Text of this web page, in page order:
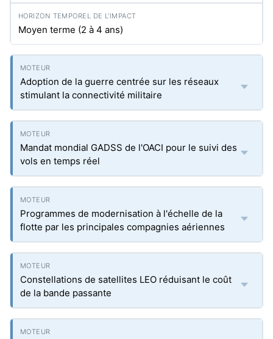
Moyen terme (2 à 4 ans)
Adoption de la guerre centrée sur les réseaux
stimulant la connectivité militaire
Mandat mondial GADSS de l'OACI pour le suivi des
vols en temps réel
Programmes de modernisation à l'échelle de la
flotte par les principales compagnies aériennes
Constellations de satellites LEO réduisant le coût
de la bande passante